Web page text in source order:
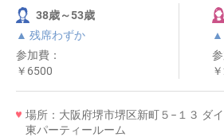
38歳～53歳
▲ 残席わずか
参加費：
￥6500
▲
場所：大阪府堺市堺区新町５−１３ ダ
東パーティールーム